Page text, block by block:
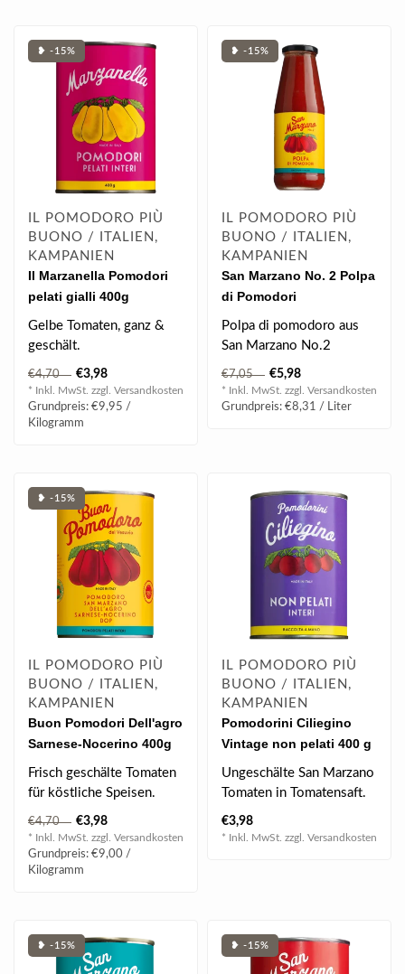
❥ -15%
IL POMODORO PIÙ
BUONO / ITALIEN,
KAMPANIEN
Il Marzanella Pomodori
pelati gialli 400g
Gelbe Tomaten, ganz &
geschält.
€4,70 €3,98
* Inkl. MwSt. zzgl. Versandkosten
Grundpreis: €9,95 /
Kilogramm
❥ -15%
IL POMODORO PIÙ
BUONO / ITALIEN,
KAMPANIEN
San Marzano No. 2 Polpa
di Pomodori
Tomatenfruchtfleisch
Vintage (720 ml)
Polpa di pomodoro aus
San Marzano No.2
Tomaten
€7,05 €5,98
* Inkl. MwSt. zzgl. Versandkosten
Grundpreis: €8,31 / Liter
❥ -15%
IL POMODORO PIÙ
BUONO / ITALIEN,
KAMPANIEN
Buon Pomodori Dell'agro
Sarnese-Nocerino 400g
Frisch geschälte Tomaten
für köstliche Speisen.
€4,70 €3,98
* Inkl. MwSt. zzgl. Versandkosten
Grundpreis: €9,00 /
Kilogramm
IL POMODORO PIÙ
BUONO / ITALIEN,
KAMPANIEN
Pomodorini Ciliegino
Vintage non pelati 400 g
Ungeschälte San Marzano
Tomaten in Tomatensaft.
€3,98
* Inkl. MwSt. zzgl. Versandkosten
❥ -15% ❥ -15%